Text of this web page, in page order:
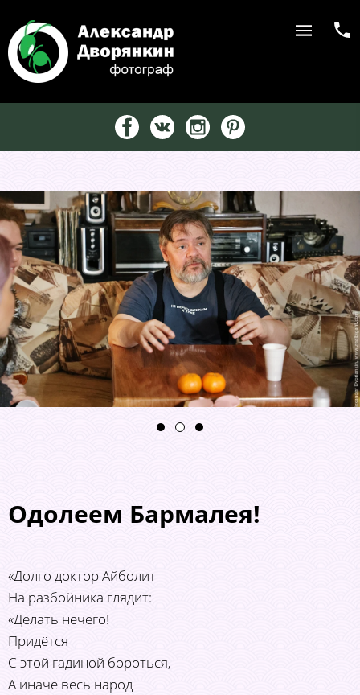
Одолеем Бармалея!
«Долго доктор Айболит
На разбойника глядит:
«Делать нечего!
Придётся
С этой гадиной бороться,
А иначе весь народ